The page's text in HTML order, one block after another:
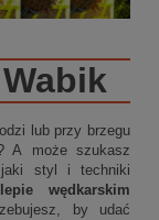
Wabik
lub przy brzegu
A może szukasz
jaki styl i techniki
wędkarskim
by udać